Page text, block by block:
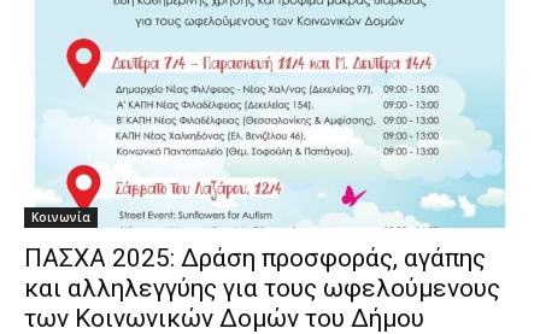
Κοινωνία
ΠΑΣΧΑ 2025: Δράση προσφοράς, αγάπης
και αλληλεγγύης για τους ωφελούμενους
των Κοινωνικών Δομών του Δήμου